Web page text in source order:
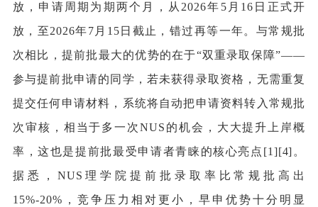
放，申请周期为期两个月，从2026年5月16日正式开
放，至2026年7月15日截止，错过再等一年。与常规批
次相比，提前批最大的优势的在于“双重录取保障”——
参与提前批申请的同学，若未获得录取资格，无需重复
提交任何申请材料，系统将自动把申请资料转入常规批
次审核，相当于多一次NUS的机会，大大提升上岸概
率，这也是提前批最受申请者青睐的核心亮点[1][4]。
据悉，NUS理学院提前批录取率比常规批高出
15%-20%，竞争压力相对更小，早申优势十分明显